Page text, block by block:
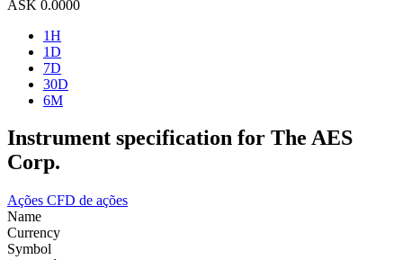
ASK 0.0000
1H
1D
7D
30D
6M
Instrument specification for The AES
Corp.
Ações CFD de ações
Name
Currency
Symbol